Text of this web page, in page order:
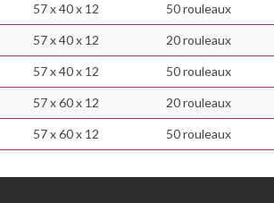
57 x 40 x 12 50 rouleaux
57 x 40 x 12 20 rouleaux
57 x 40 x 12 50 rouleaux
57 x 60 x 12 20 rouleaux
57 x 60 x 12 50 rouleaux